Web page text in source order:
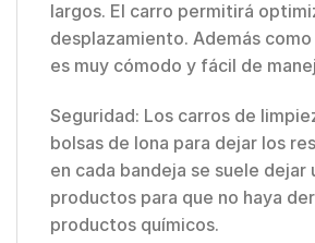
largos. El carro permitirá
desplazamiento. Además
es muy cómodo y fácil de
Seguridad: Los carros de
bolsas de lona para dejar los
en cada bandeja se suele dejar
productos para que no haya
productos químicos.